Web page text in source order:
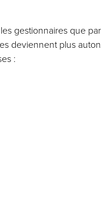
gestionnaires que
deviennent plus
: